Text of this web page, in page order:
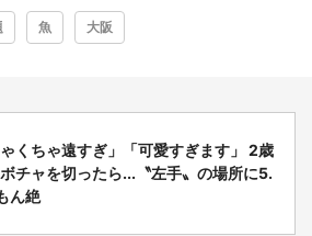
魚 大阪
ゃくちゃ遠すぎ」「可愛すぎます」 2歳
チャを切ったら...〝左手〟の場所に5.
ん絶